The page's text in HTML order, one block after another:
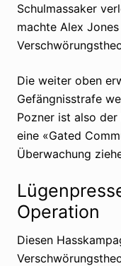
Schulmassaker
machte Alex
Die weiter oben
Gefängnisstrafe
Pozner ist also
eine «Gated
Überwachung
Operation
Diesen